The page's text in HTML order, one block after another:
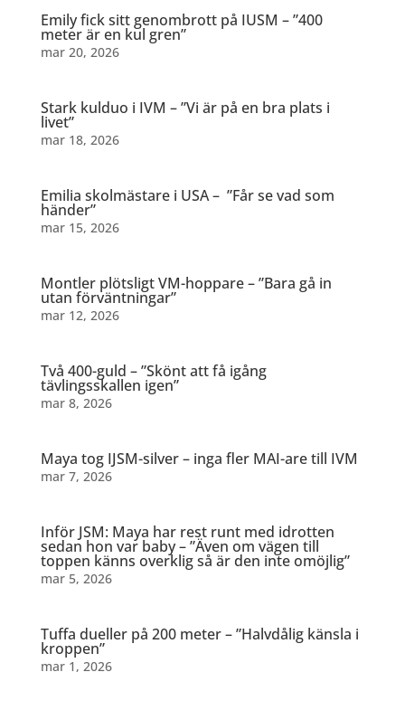
Emily fick sitt genombrott på IUSM – ”400
meter är en kul gren”
mar 20, 2026
Stark kulduo i IVM – ”Vi är på en bra plats i
livet”
mar 18, 2026
Emilia skolmästare i USA – ”Får se vad som
händer”
mar 15, 2026
Montler plötsligt VM-hoppare – ”Bara gå in
utan förväntningar”
mar 12, 2026
Två 400-guld – ”Skönt att få igång
tävlingsskallen igen”
mar 8, 2026
Maya tog IJSM-silver – inga fler MAI-are till IVM
mar 7, 2026
Inför JSM: Maya har rest runt med idrotten
sedan hon var baby – ”Även om vägen till
toppen känns overklig så är den inte omöjlig”
mar 5, 2026
Tuffa dueller på 200 meter – ”Halvdålig känsla i
kroppen”
mar 1, 2026